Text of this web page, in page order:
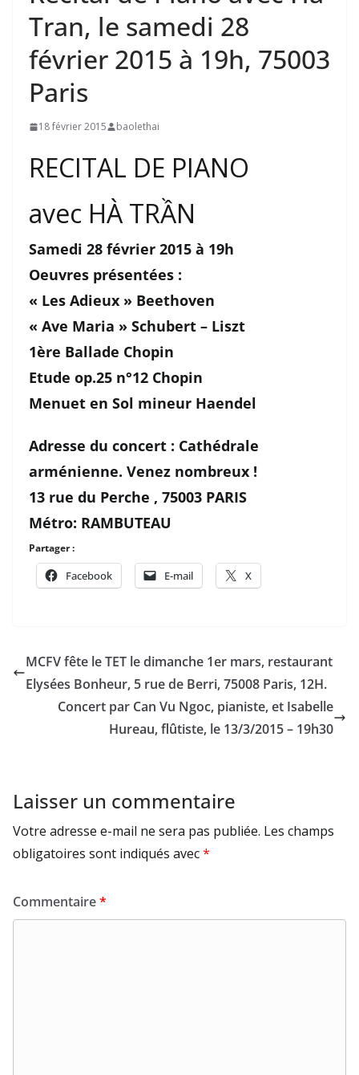
Tran, le samedi 28
février 2015 à 19h, 75003
Paris
18 février 2015 baolethai
RECITAL DE PIANO
avec HÀ TRẦN
Samedi 28 février 2015 à 19h
Oeuvres présentées :
« Les Adieux » Beethoven
« Ave Maria » Schubert – Liszt
1ère Ballade Chopin
Etude op.25 n°12 Chopin
Menuet en Sol mineur Haendel
Adresse du concert : Cathédrale
arménienne. Venez nombreux !
13 rue du Perche , 75003 PARIS
Métro: RAMBUTEAU
Partager :
Facebook E-mail X
MCFV fête le TET le dimanche 1er mars, restaurant
Elysées Bonheur, 5 rue de Berri, 75008 Paris, 12H.
Concert par Can Vu Ngoc, pianiste, et Isabelle
Hureau, flûtiste, le 13/3/2015 – 19h30
Laisser un commentaire
Votre adresse e-mail ne sera pas publiée. Les champs
obligatoires sont indiqués avec*
Commentaire*